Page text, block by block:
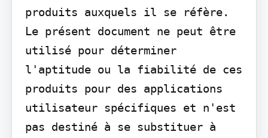
produits auxquels il se réfère.
Le présent document ne peut être
utilisé pour déterminer
l'aptitude ou la fiabilité de ces
produits pour des applications
utilisateur spécifiques et n'est
pas destiné à se substituer à